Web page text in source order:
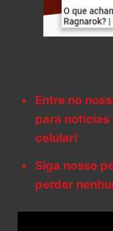
Entre no
para notícias
celular!
Siga nosso
perder